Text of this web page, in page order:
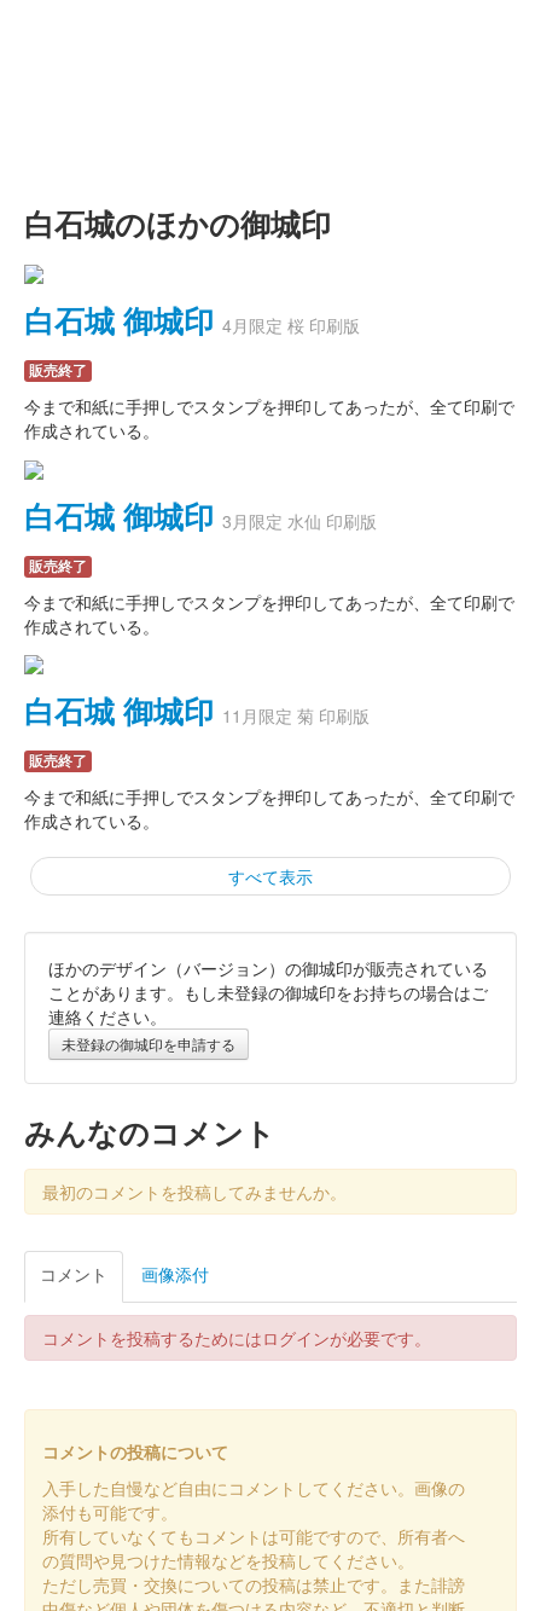
白石城のほかの御城印
白石城 御城印 4月限定 桜 印刷版
販売終了
今まで和紙に手押しでスタンプを押印してあったが、全て印刷で
作成されている。
白石城 御城印 3月限定 水仙 印刷版
販売終了
今まで和紙に手押しでスタンプを押印してあったが、全て印刷で
作成されている。
白石城 御城印 11月限定 菊 印刷版
販売終了
今まで和紙に手押しでスタンプを押印してあったが、全て印刷で
作成されている。
すべて表示
白石城 御城印 令和7年 鬼小十郎まつり限定版
販売終了
白石城 御城印 通常 印刷版
今まで和紙に手押しでスタンプを押印してあったが、全て印刷で
作成されている。
白石城 御城印
白石城 御城印
白石城 御城印
白石城 御城印
ほかのデザイン（バージョン）の御城印が販売されている
ことがあります。もし未登録の御城印をお持ちの場合はご
連絡ください。
未登録の御城印を申請する
みんなのコメント
最初のコメントを投稿してみませんか。
コメント 画像添付
コメントを投稿するためにはログインが必要です。
コメントの投稿について
入手した自慢など自由にコメントしてください。画像の
添付も可能です。
所有していなくてもコメントは可能ですので、所有者へ
の質問や見つけた情報などを投稿してください。
ただし売買・交換についての投稿は禁止です。また誹謗